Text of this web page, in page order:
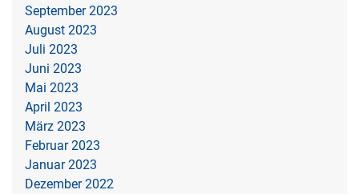
September 2023
August 2023
Juli 2023
Juni 2023
Mai 2023
April 2023
März 2023
Februar 2023
Januar 2023
Dezember 2022